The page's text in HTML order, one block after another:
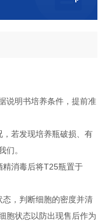
说明书培养条件，提前准
若发现培养瓶破损、有
们。
精消毒后将T25瓶置于
，判断细胞的密度并清
胞状态以防出现售后作为